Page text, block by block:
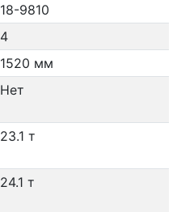
18-9810
4
1520 мм
Нет
23.1 т
24.1 т